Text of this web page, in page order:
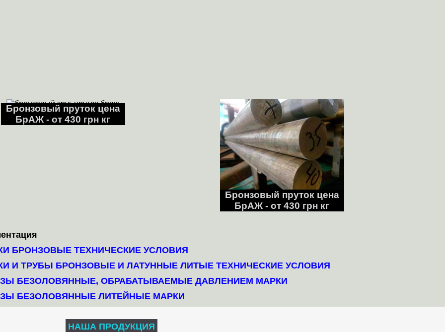
Бронзовый пруток цена
БрАЖ - от 430 грн кг
Бронзовый пруток цена
БрАЖ - от 430 грн кг
БРОНЗОВЫЕ ТЕХНИЧЕСКИЕ УСЛОВИЯ
И ТРУБЫ БРОНЗОВЫЕ И ЛАТУННЫЕ ЛИТЫЕ ТЕХНИЧЕСКИЕ УСЛОВИЯ
БЕЗОЛОВЯННЫЕ, ОБРАБАТЫВАЕМЫЕ ДАВЛЕНИЕМ МАРКИ
БЕЗОЛОВЯННЫЕ ЛИТЕЙНЫЕ МАРКИ
НАША ПРОДУКЦИЯ